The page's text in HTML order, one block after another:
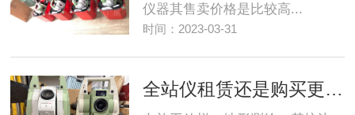
仪器其售卖价格是比较高...
时间：2023-03-31
全站仪租赁​还是购买更划算？工程团队成本测算与决策指南